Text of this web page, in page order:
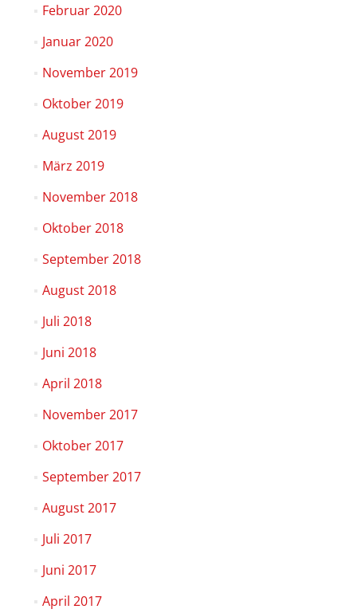
Februar 2020
Januar 2020
November 2019
Oktober 2019
August 2019
März 2019
November 2018
Oktober 2018
September 2018
August 2018
Juli 2018
Juni 2018
April 2018
November 2017
Oktober 2017
September 2017
August 2017
Juli 2017
Juni 2017
April 2017